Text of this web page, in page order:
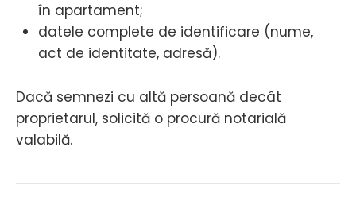
în apartament;
datele complete de identificare (nume,
act de identitate, adresă).
Dacă semnezi cu altă persoană decât
proprietarul, solicită o procură notarială
valabilă.